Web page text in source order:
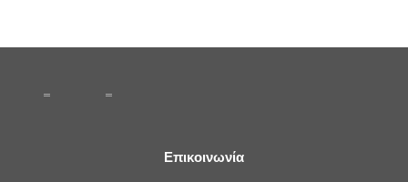
Επικοινωνία